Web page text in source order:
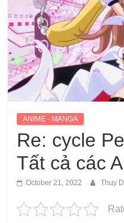
ANIME - MANGA
Re: cycle
Tất cả các
October 21, 2022 Thuy